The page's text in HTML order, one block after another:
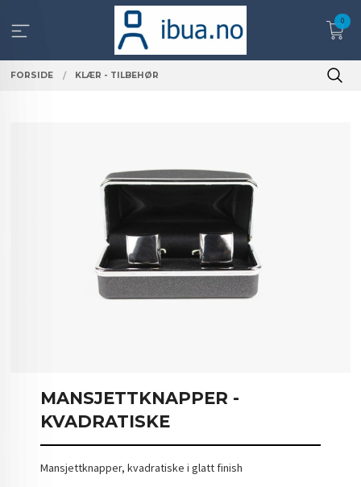
innholdet
0
FORSIDE KLÆR - TILBEHØR
MANSJETTKNAPPER -
KVADRATISKE
Mansjettknapper, kvadratiske i glatt finish